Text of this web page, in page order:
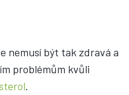
nemusí být tak zdravá a
problémům kvůli
.